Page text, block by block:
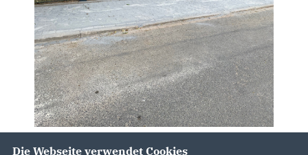
Die Webseite verwendet Cookies